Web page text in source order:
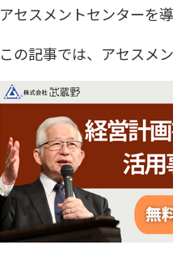
アセスメントセンターを
この記事では、アセスメ